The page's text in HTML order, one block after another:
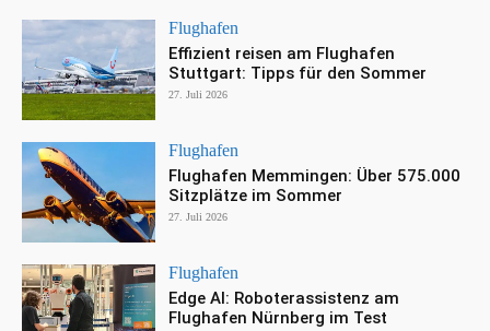
Flughafen
Effizient reisen am Flughafen
Stuttgart: Tipps für den Sommer
27. Juli 2026
Flughafen
Flughafen Memmingen: Über 575.000
Sitzplätze im Sommer
27. Juli 2026
Flughafen
Edge AI: Roboterassistenz am
Flughafen Nürnberg im Test